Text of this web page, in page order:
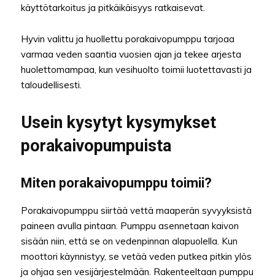
käyttötarkoitus ja pitkäikäisyys ratkaisevat.
Hyvin valittu ja huollettu porakaivopumppu tarjoaa
varmaa veden saantia vuosien ajan ja tekee arjesta
huolettomampaa, kun vesihuolto toimii luotettavasti ja
taloudellisesti.
Usein kysytyt kysymykset
porakaivopumpuista
Miten porakaivopumppu toimii?
Porakaivopumppu siirtää vettä maaperän syvyyksistä
paineen avulla pintaan. Pumppu asennetaan kaivon
sisään niin, että se on vedenpinnan alapuolella. Kun
moottori käynnistyy, se vetää veden putkea pitkin ylös
ja ohjaa sen vesijärjestelmään. Rakenteeltaan pumppu